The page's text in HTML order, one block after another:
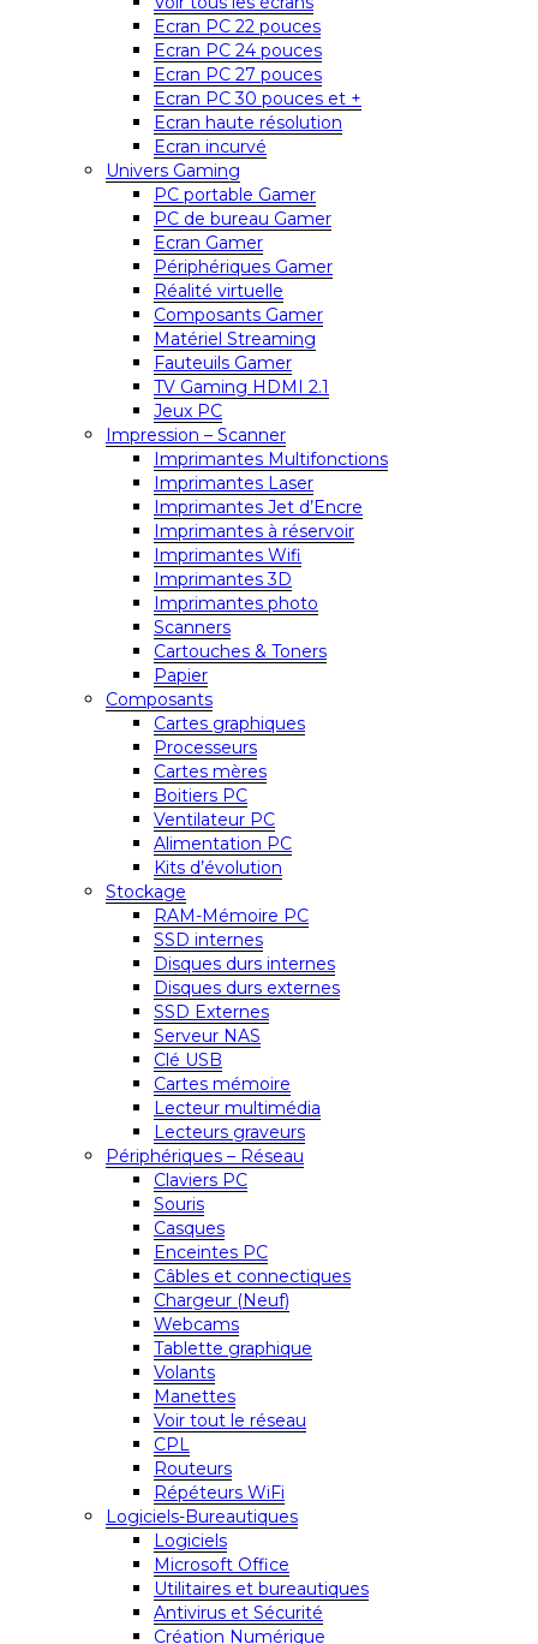
Ecran PC 22 pouces
Ecran PC 24 pouces
Ecran PC 27 pouces
Ecran PC 30 pouces et +
Ecran haute résolution
Ecran incurvé
Univers Gaming
PC portable Gamer
PC de bureau Gamer
Ecran Gamer
Périphériques Gamer
Réalité virtuelle
Composants Gamer
Matériel Streaming
Fauteuils Gamer
TV Gaming HDMI 2.1
Jeux PC
Impression – Scanner
Imprimantes Multifonctions
Imprimantes Laser
Imprimantes Jet d’Encre
Imprimantes à réservoir
Imprimantes Wifi
Imprimantes 3D
Imprimantes photo
Scanners
Cartouches & Toners
Papier
Composants
Cartes graphiques
Processeurs
Cartes mères
Boitiers PC
Ventilateur PC
Alimentation PC
Kits d’évolution
Stockage
RAM-Mémoire PC
SSD internes
Disques durs internes
Disques durs externes
SSD Externes
Serveur NAS
Clé USB
Cartes mémoire
Lecteur multimédia
Lecteurs graveurs
Périphériques – Réseau
Claviers PC
Souris
Casques
Enceintes PC
Câbles et connectiques
Chargeur (Neuf)
Webcams
Tablette graphique
Volants
Manettes
Voir tout le réseau
CPL
Routeurs
Répéteurs WiFi
Logiciels-Bureautiques
Logiciels
Microsoft Office
Utilitaires et bureautiques
Antivirus et Sécurité
Création Numérique